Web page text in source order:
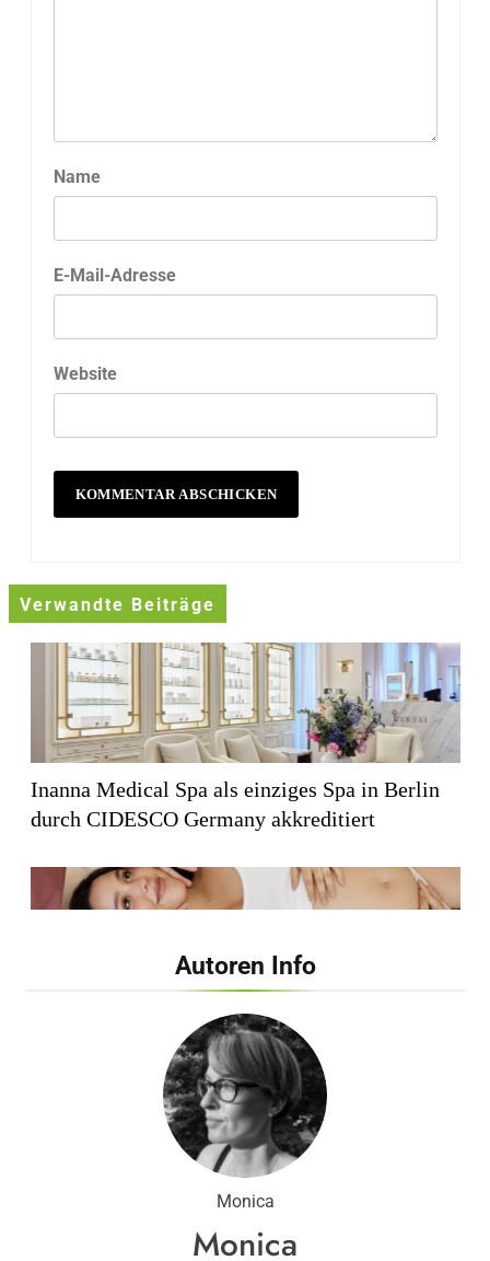
Name
E-Mail-Adresse
Website
Verwandte Beiträge
Inanna Medical Spa als einziges Spa in Berlin
durch CIDESCO Germany akkreditiert
Inanna Medical Spa präsentiert exklusives,
zertifiziertes Mami-Spa mit maßgeschneiderten
vor- und nachgeburtlichen Behandlungen
Autoren Info
Monica
Monica